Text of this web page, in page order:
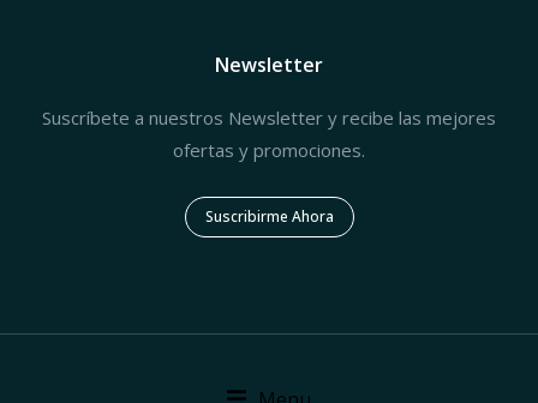
Newsletter
Suscríbete a nuestros Newsletter y recibe las mejores
ofertas y promociones.
Suscribirme Ahora